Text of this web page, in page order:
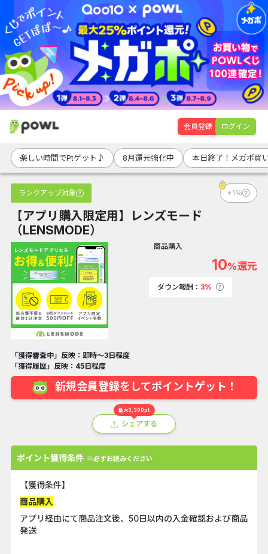
会員登録 ログイン
楽しい時間でPtゲット♪ 8月還元強化中 本日終了！メガポ買
ランクアップ対象 +1％
【アプリ購入限定用】レンズモード
（LENSMODE）
商品購入
10%還元
ダウン報酬： 3%
「獲得審査中」反映：即時～3日程度
「獲得履歴」反映：45日程度
新規会員登録をしてポイントゲット！
最大3,300pt
シェアする
ポイント獲得条件 ※必ずお読みください
【獲得条件】
商品購入
アプリ経由にて商品注文後、50日以内の入金確認および商品
発送